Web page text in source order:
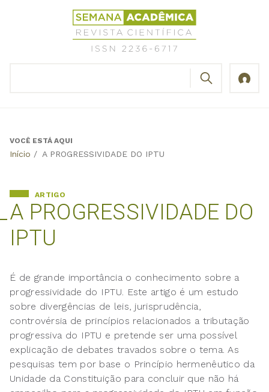
Revista
Científica
Semana
Back
VOCÊ ESTÁ AQUI
Início / A PROGRESSIVIDADE DO IPTU
A PROGRESSIVIDADE DO
IPTU
ARTIGO
É de grande importância o conhecimento sobre a
progressividade do IPTU. Este artigo é um estudo
sobre divergências de leis, jurisprudência,
controvérsia de princípios relacionados a tributação
progressiva do IPTU e pretende ser uma possível
explicação de debates travados sobre o tema. As
pesquisas tem por base o Princípio hermenêutico da
Unidade da Constituição para concluir que não há